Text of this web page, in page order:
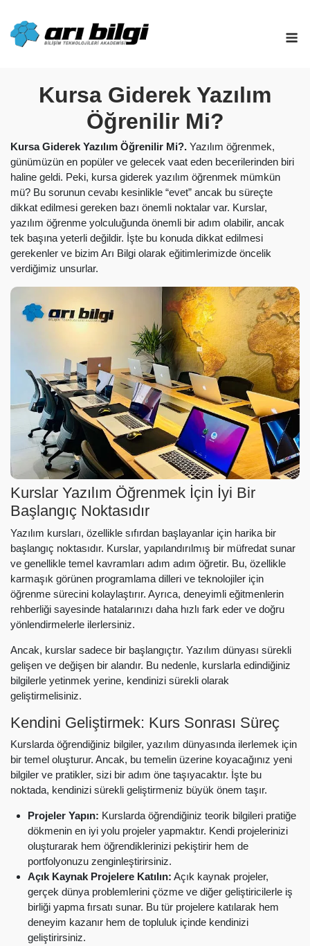
content
Kursa Giderek Yazılım
Öğrenilir Mi?
Kursa Giderek Yazılım Öğrenilir Mi?. Yazılım öğrenmek,
günümüzün en popüler ve gelecek vaat eden becerilerinden biri
haline geldi. Peki, kursa giderek yazılım öğrenmek mümkün
mü? Bu sorunun cevabı kesinlikle “evet” ancak bu süreçte
dikkat edilmesi gereken bazı önemli noktalar var. Kurslar,
yazılım öğrenme yolculuğunda önemli bir adım olabilir, ancak
tek başına yeterli değildir. İşte bu konuda dikkat edilmesi
gerekenler ve bizim Arı Bilgi olarak eğitimlerimizde öncelik
verdiğimiz unsurlar.
Kurslar Yazılım Öğrenmek İçin İyi Bir
Başlangıç Noktasıdır
Yazılım kursları, özellikle sıfırdan başlayanlar için harika bir
başlangıç noktasıdır. Kurslar, yapılandırılmış bir müfredat sunar
ve genellikle temel kavramları adım adım öğretir. Bu, özellikle
karmaşık görünen programlama dilleri ve teknolojiler için
öğrenme sürecini kolaylaştırır. Ayrıca, deneyimli eğitmenlerin
rehberliği sayesinde hatalarınızı daha hızlı fark eder ve doğru
yönlendirmelerle ilerlersiniz.
Ancak, kurslar sadece bir başlangıçtır. Yazılım dünyası sürekli
gelişen ve değişen bir alandır. Bu nedenle, kurslarla edindiğiniz
bilgilerle yetinmek yerine, kendinizi sürekli olarak
geliştirmelisiniz.
Kendini Geliştirmek: Kurs Sonrası Süreç
Kurslarda öğrendiğiniz bilgiler, yazılım dünyasında ilerlemek için
bir temel oluşturur. Ancak, bu temelin üzerine koyacağınız yeni
bilgiler ve pratikler, sizi bir adım öne taşıyacaktır. İşte bu
noktada, kendinizi sürekli geliştirmeniz büyük önem taşır.
Projeler Yapın: Kurslarda öğrendiğiniz teorik bilgileri pratiğe
dökmenin en iyi yolu projeler yapmaktır. Kendi projelerinizi
oluşturarak hem öğrendiklerinizi pekiştirir hem de
portfolyonuzu zenginleştirirsiniz.
Açık Kaynak Projelere Katılın: Açık kaynak projeler,
gerçek dünya problemlerini çözme ve diğer geliştiricilerle iş
birliği yapma fırsatı sunar. Bu tür projelere katılarak hem
deneyim kazanır hem de topluluk içinde kendinizi
geliştirirsiniz.